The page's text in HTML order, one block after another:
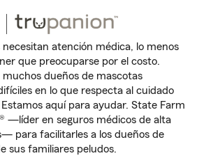
atención médica, lo menos
que preocuparse por el costo.
dueños de mascotas
en lo que respecta al cuidado
aquí para ayudar. State Farm
—líder en seguros médicos de alta
para facilitarles a los dueños de
sus familiares peludos.